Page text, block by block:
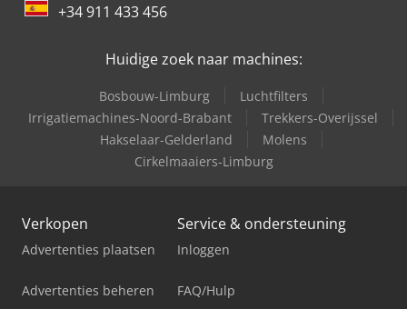
+34 911 433 456
Huidige zoek naar machines:
Bosbouw-Limburg
Luchtfilters
Irrigatiemachines-Noord-Brabant
Trekkers-Overijssel
Hakselaar-Gelderland
Molens
Cirkelmaaiers-Limburg
Verkopen
Advertenties plaatsen
Advertenties beheren
Service & ondersteuning
Inloggen
FAQ/Hulp